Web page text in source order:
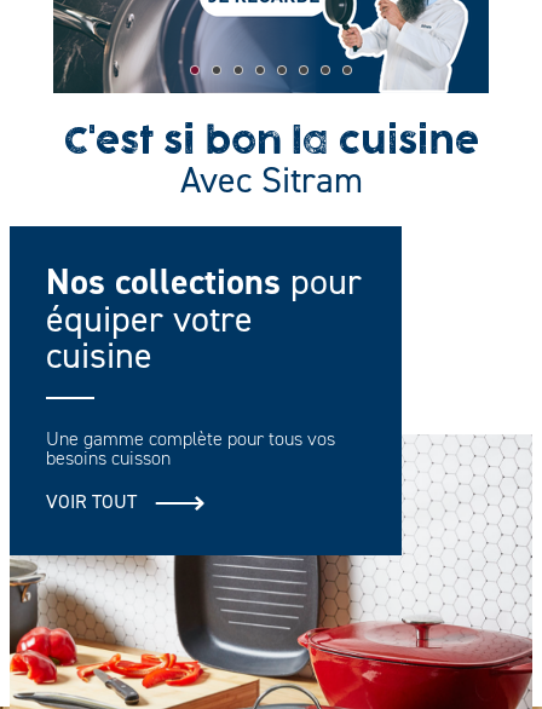
C'est si bon la cuisine
Avec Sitram
Nos collections pour
équiper votre
cuisine
Une gamme complète pour tous vos
besoins cuisson
VOIR TOUT